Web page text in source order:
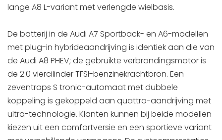
lange A8 L-variant met verlengde wielbasis.
De batterij in de Audi A7 Sportback- en A6-modellen
met plug-in hybrideaandrijving is identiek aan die van
de Audi A8 PHEV; de gebruikte verbrandingsmotor is
de 2.0 viercilinder TFSI-benzinekrachtbron. Een
zeventraps S tronic-automaat met dubbele
koppeling is gekoppeld aan quattro-aandrijving met
ultra-technologie. Klanten kunnen bij beide modellen
kiezen uit een comfortversie en een sportieve variant